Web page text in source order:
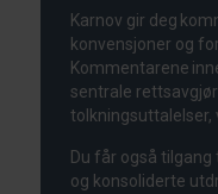
Karnov gir deg
konvensjoner og
Kommentarene
sentrale
tolkningsuttalelser,
Du får også
og konsoliderte